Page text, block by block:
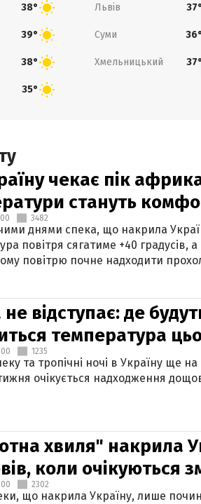
38° Львів 37°
39° Суми 36°
38° Хмельницький 37°
35°
чекає пік
стануть
3482
днями спека, що накрила
повітря сягатиме +40 градусів,
повітрю почне надходити
відступає: де
температура
1235
та тропічні ночі в Україну ще
очікується надходження
хвиля" накрила
коли очікуються
2302
що накрила Україну, лише